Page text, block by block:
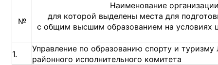
№
Наименование
для которой выделены места для
с общим высшим образованием на условиях
1.
Управление по образованию спорту и туризму
районного исполнительного комитета